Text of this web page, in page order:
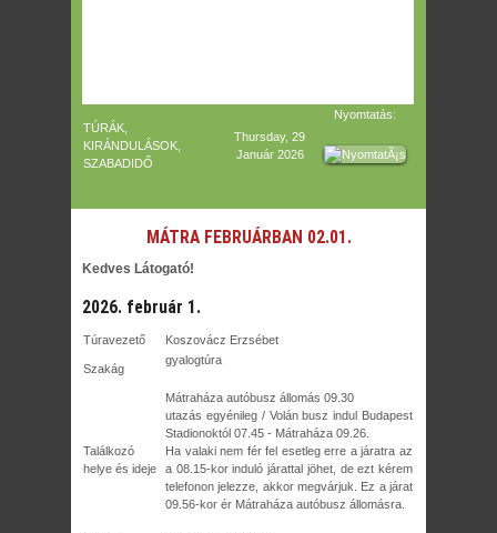
TÚRÁK,
KIRÁNDULÁSOK,
SZABADIDŐ
Thursday, 29
Január 2026
Nyomtatás:
MÁTRA FEBRUÁRBAN 02.01.
Kedves Látogató!
2026. február 1.
Túravezető Koszovácz Erzsébet
Szakág
gyalogtúra
Találkozó
helye és ideje
Mátraháza autóbusz állomás 09.30
utazás egyénileg / Volán busz indul Budapest
Stadionoktól 07.45 - Mátraháza 09.26.
Ha valaki nem fér fel esetleg erre a járatra az
a 08.15-kor induló járattal jöhet, de ezt kérem
telefonon jelezze, akkor megvárjuk. Ez a járat
09.56-kor ér Mátraháza autóbusz állomásra.